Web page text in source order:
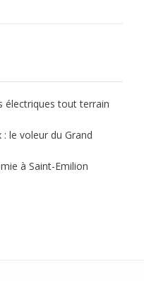
électriques tout terrain
le voleur du Grand
à Saint-Emilion